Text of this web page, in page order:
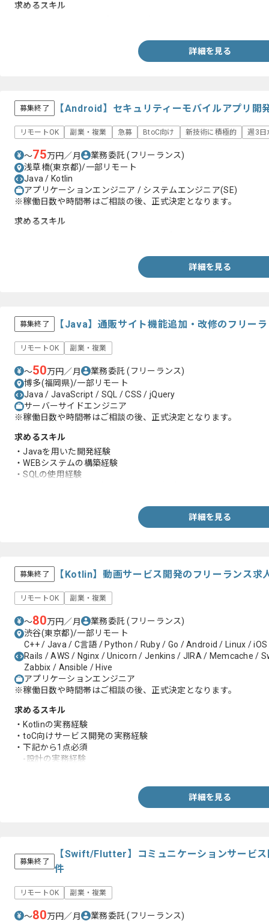
求めるスキル
詳細を見る
募集終了 【Android】セキュリティーモバイルアプリ開
リモートOK 副業・複業 急募 BtoC向け 新技術に積極的 週3日
〜75万円／月 業務委託(フリーランス)
浅草橋(東京都)/一部リモート
Java / Kotlin
アプリケーションエンジニア / システムエンジニア(SE)
※稼働日数や時間帯はご相談の後、正式決定となります。
求めるスキル
詳細を見る
募集終了 【Java】通販サイト機能追加・改修のフリー
リモートOK 副業・複業
〜50万円／月 業務委託(フリーランス)
博多(福岡県)/一部リモート
Java / JavaScript / SQL / CSS / jQuery
サーバーサイドエンジニア
※稼働日数や時間帯はご相談の後、正式決定となります。
求めるスキル
・Javaを用いた開発経験
・WEBシステムの構築経験
・SQLの使用経験
詳細を見る
募集終了 【Kotlin】動画サービス開発のフリーランス求
リモートOK 副業・複業
〜80万円／月 業務委託(フリーランス)
渋谷(東京都)/一部リモート
C++ / Java / C言語 / Python / Ruby / Go / Android / Linux /
Rails / AWS / Nginx / Unicorn / Jenkins / JIRA / Memcache /
Zabbix / Ansible / Hive
アプリケーションエンジニア
※稼働日数や時間帯はご相談の後、正式決定となります。
求めるスキル
・Kotlinの実務経験
・toC向けサービス開発の実務経験
・下記から1点必須
-設計の実務経験
-スポーツベッティングサービス開発の実務経験
-課題解決や業務改善および効率化の実務経験
詳細を見る
募集終了
【Swift/Flutter】コミュニケーションサービス
件
リモートOK 副業・複業
〜80万円／月 業務委託(フリーランス)